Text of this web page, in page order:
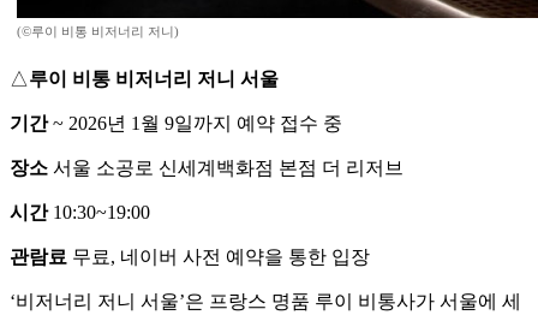
(©루이 비통 비저너리 저니)
△루이 비통 비저너리 저니 서울
기간~ 2026년 1월 9일까지 예약 접수 중
장소 서울 소공로 신세계백화점 본점 더 리저브
시간10:30~19:00
관람료 무료, 네이버 사전 예약을 통한 입장
‘비저너리 저니 서울’은 프랑스 명품 루이 비통사가 서울에 세